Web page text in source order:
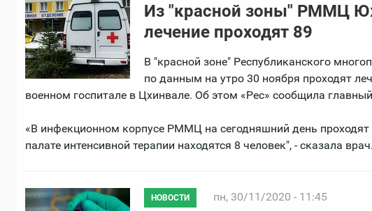
Из "красной зоны" РММЦ
лечение проходят 89
В "красной зоне" Республиканского
по данным на утро 30 ноября проходят
военном госпитале в Цхинвале. Об этом «Рес» сообщила
«В инфекционном корпусе РММЦ на сегодняшний день
палате интенсивной терапии находятся 8 человек", - сказала врач.
НОВОСТИ пн, 30/11/2020 - 11:45